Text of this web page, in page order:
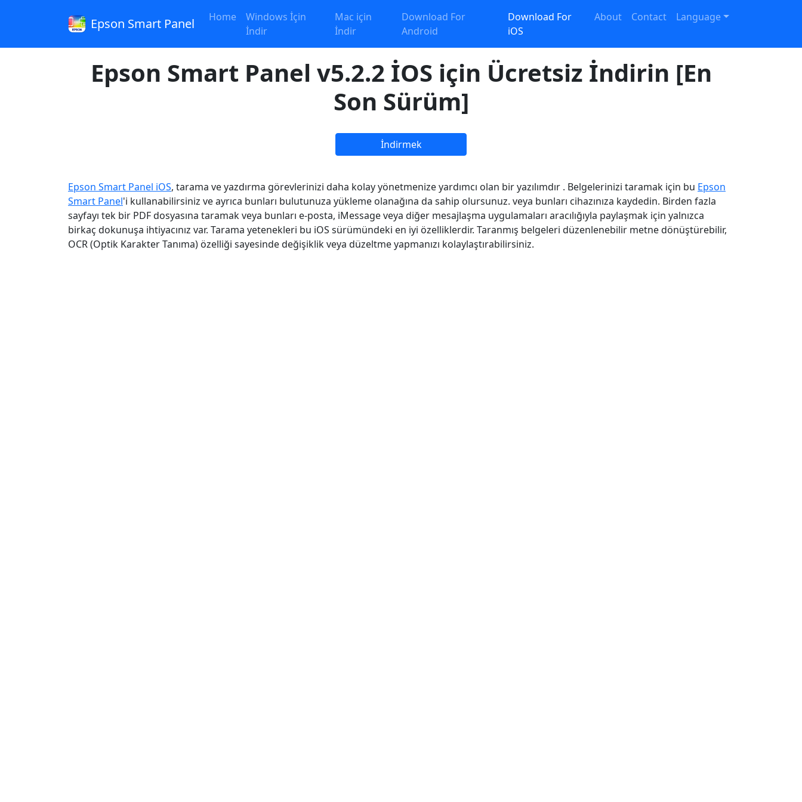
Epson Smart Panel Home
Windows İçin
İndir
Mac için
İndir
Download For
Android
Download For
iOS
About Contact Language
Epson Smart Panel v5.2.2 İOS için Ücretsiz İndirin [En
Son Sürüm]
İndirmek
Epson Smart Panel iOS, tarama ve yazdırma görevlerinizi daha kolay yönetmenize yardımcı olan bir yazılımdır . Belgelerinizi taramak için bu Epson
Smart Panel'i kullanabilirsiniz ve ayrıca bunları bulutunuza yükleme olanağına da sahip olursunuz. veya bunları cihazınıza kaydedin. Birden fazla
sayfayı tek bir PDF dosyasına taramak veya bunları e-posta, iMessage veya diğer mesajlaşma uygulamaları aracılığıyla paylaşmak için yalnızca
birkaç dokunuşa ihtiyacınız var. Tarama yetenekleri bu iOS sürümündeki en iyi özelliklerdir. Taranmış belgeleri düzenlenebilir metne dönüştürebilir,
OCR (Optik Karakter Tanıma) özelliği sayesinde değişiklik veya düzeltme yapmanızı kolaylaştırabilirsiniz.